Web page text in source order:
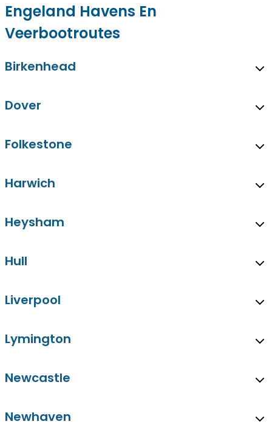
Engeland Havens En
Veerbootroutes
Birkenhead
Dover
Folkestone
Harwich
Heysham
Hull
Liverpool
Lymington
Newcastle
Newhaven